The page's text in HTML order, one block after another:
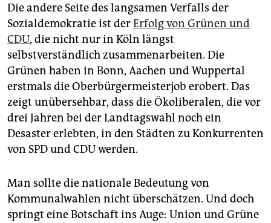
Die andere Seite des langsamen Verfalls der
Sozialdemokratie ist derErfolg von Grünen und
CDU, die nicht nur in Köln längst
selbstverständlich zusammenarbeiten. Die
Grünen haben in Bonn, Aachen und Wuppertal
erstmals die Oberbürgermeisterjob erobert. Das
zeigt unübersehbar, dass die Ökoliberalen, die vor
drei Jahren bei der Landtagswahl noch ein
Desaster erlebten, in den Städten zu Konkurrenten
von SPD und CDU werden.
Man sollte die nationale Bedeutung von
Kommunalwahlen nicht überschätzen. Und doch
springt eine Botschaft ins Auge: Union und Grüne